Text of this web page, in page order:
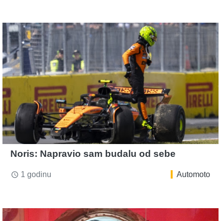
Noris: Napravio sam budalu od sebe
access_time 1 godinu Automoto